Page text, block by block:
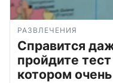
РАЗВЛЕЧЕНИЯ
Справится
пройдите
котором